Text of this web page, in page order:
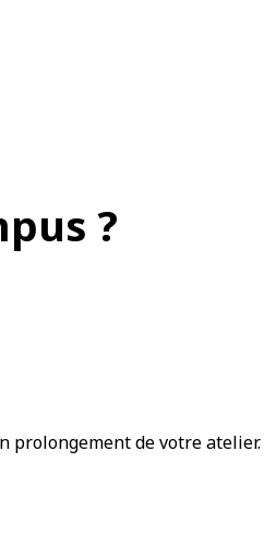
?
prolongement de votre atelier.